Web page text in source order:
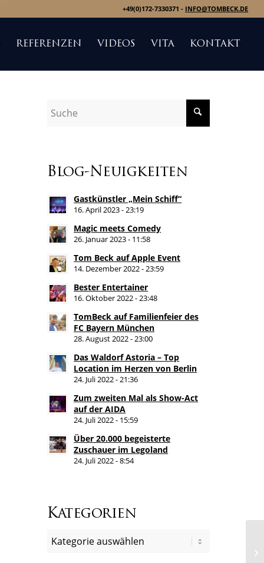
+49(0)172-7330371 - INFO@TOMBECK.DE
REFERENZEN VIDEOS VITA KONTAKT
Blog-Neuigkeiten
Gastkünstler „Mein Schiff“
16. April 2023 - 23:19
Magic meets Comedy
26. Januar 2023 - 11:58
Tom Beck auf Apple Event
14. Dezember 2022 - 23:59
Bester Entertainer
16. Oktober 2022 - 23:48
TomBeck auf Familienfeier des
FC Bayern München
28. August 2022 - 23:00
Das Waldorf Astoria – Top
Location im Herzen von Berlin
24. Juli 2022 - 21:36
Zum zweiten Mal als Show-Act
auf der AIDA
24. Juli 2022 - 15:59
Über 20.000 begeisterte
Zuschauer im Legoland
24. Juli 2022 - 8:54
Kategorien